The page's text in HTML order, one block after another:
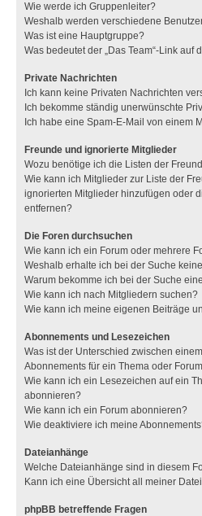
Wie werde ich Gruppenleiter?
Weshalb werden verschiedene
Was ist eine Hauptgruppe?
Was bedeutet der „Das Team“-Link auf
Private Nachrichten
Ich kann keine Privaten Nachrichten
Ich bekomme ständig unerwünschte
Ich habe eine Spam-E-Mail von einem
Freunde und ignorierte Mitglieder
Wozu benötige ich die Listen der
Wie kann ich Mitglieder zur Liste der
ignorierten Mitglieder hinzufügen oder
entfernen?
Die Foren durchsuchen
Wie kann ich ein Forum oder mehrere
Weshalb erhalte ich bei der Suche
Warum bekomme ich bei der Suche
Wie kann ich nach Mitgliedern suchen?
Wie kann ich meine eigenen Beiträge
Abonnements und Lesezeichen
Was ist der Unterschied zwischen
Abonnements für ein Thema oder
Wie kann ich ein Lesezeichen auf ein
abonnieren?
Wie kann ich ein Forum abonnieren?
Wie deaktiviere ich meine
Dateianhänge
Welche Dateianhänge sind in diesem
Kann ich eine Übersicht all meiner
phpBB betreffende Fragen